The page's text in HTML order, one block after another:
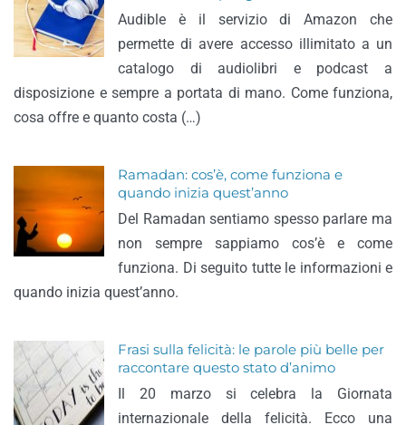
Audible è il servizio di Amazon che
permette di avere accesso illimitato a un
catalogo di audiolibri e podcast a
disposizione e sempre a portata di mano. Come funziona,
cosa offre e quanto costa (…)
Ramadan: cos’è, come funziona e
quando inizia quest’anno
Del Ramadan sentiamo spesso parlare ma
non sempre sappiamo cos’è e come
funziona. Di seguito tutte le informazioni e
quando inizia quest’anno.
Frasi sulla felicità: le parole più belle per
raccontare questo stato d’animo
Il 20 marzo si celebra la Giornata
internazionale della felicità. Ecco una